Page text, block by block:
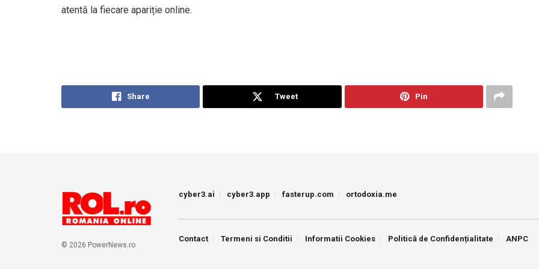
atentă la fiecare apariție online.
Share Tweet Pin
© 2026 PowerNews.ro
cyber3.ai cyber3.app fasterup.com ortodoxia.me
Contact Termeni si Conditii Informatii Cookies Politică de Confidențialitate ANPC